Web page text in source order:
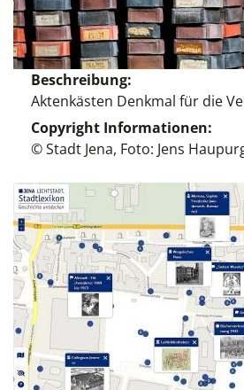
Beschreibung
Aktenkästen Denkmal für die
Copyright Informationen
© Stadt Jena, Foto: Jens